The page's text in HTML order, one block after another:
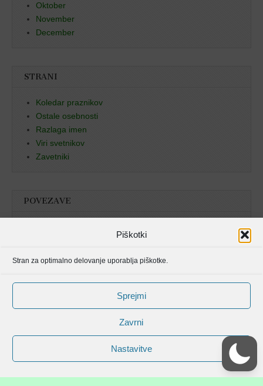
Piškotki
Stran za optimalno delovanje uporablja piškotke.
Sprejmi
Zavrni
Nastavitve
Oktober
November
December
STRANI
Koledar praznikov
Ostale osebnosti
Razlaga imen
Viri svetnikov
Zavetniki
POVEZAVE
Avtorske pravice spletišča Svetniki, mučenci in blaženi od © 2006 . Vse
Magazine Basic shema strani odbavotasan.com.